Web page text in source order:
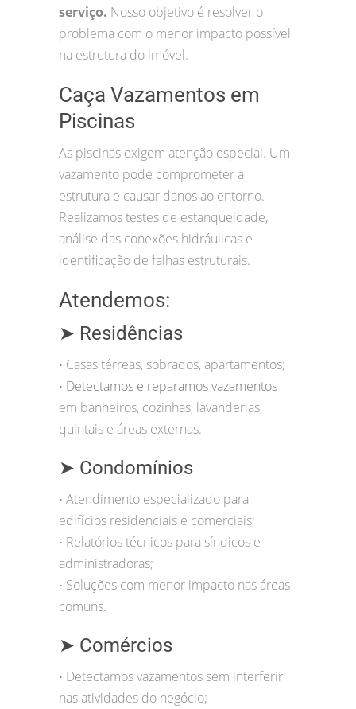
serviço. Nosso objetivo é resolver o
problema com o menor impacto possível
na estrutura do imóvel.
Caça Vazamentos em
Piscinas
As piscinas exigem atenção especial. Um
vazamento pode comprometer a
estrutura e causar danos ao entorno.
Realizamos testes de estanqueidade,
análise das conexões hidráulicas e
identificação de falhas estruturais.
Atendemos:
➤ Residências
• Casas térreas, sobrados, apartamentos;
• Detectamos e reparamos vazamentos
em banheiros, cozinhas, lavanderias,
quintais e áreas externas.
➤ Condomínios
• Atendimento especializado para
edifícios residenciais e comerciais;
• Relatórios técnicos para síndicos e
administradoras;
• Soluções com menor impacto nas áreas
comuns.
➤ Comércios
• Detectamos vazamentos sem interferir
nas atividades do negócio;